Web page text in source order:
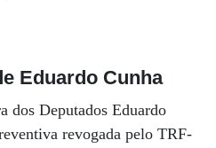
Eduardo Cunha
dos Deputados Eduardo
revogada pelo TRF-